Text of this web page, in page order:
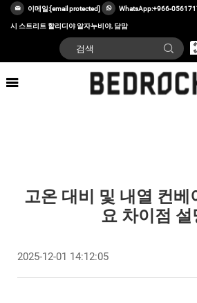
이메일:[email protected] WhatsApp:+966-
시 스트리트 할리디야 알자누비야, 담맘
고온 대비 및 내열 컨베
요 차이점 설
2025-12-01 14:12:05